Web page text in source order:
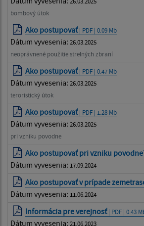
bombový útok
Ako postupovať| PDF | 0.09 Mb
Dátum vyvesenia: 26.03.2025
neoprávnené použitie strelných zbraní
Ako postupovať| PDF | 0.47 Mb
Dátum vyvesenia: 26.03.2025
teroristický útok
Ako postupovať| PDF | 1.28 Mb
Dátum vyvesenia: 26.03.2025
pri vzniku povodne
Ako postupovať pri vzniku
Dátum vyvesenia: 17.09.2024
Ako postupovať v prípade
Dátum vyvesenia: 11.06.2024
Informácia pre verejnosť| PDF | 0.43
Dátum vyvesenia: 21.06.2023